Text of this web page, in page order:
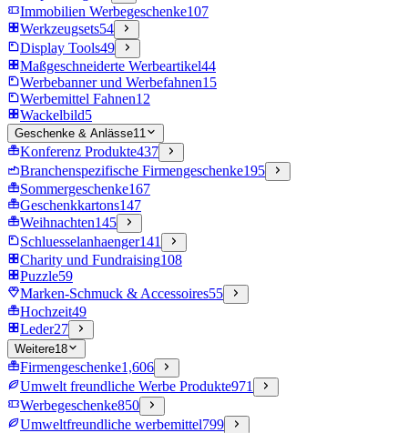
Immobilien Werbegeschenke107
Werkzeugsets54
Display Tools49
Maßgeschneiderte Werbeartikel44
Werbebanner und Werbefahnen15
Werbemittel Fahnen12
Wackelbild5
Geschenke & Anlässe11
Konferenz Produkte437
Branchenspezifische Firmengeschenke195
Sommergeschenke167
Geschenkkartons147
Weihnachten145
Schluesselanhaenger141
Charity und Fundraising108
Puzzle59
Marken-Schmuck & Accessoires55
Hochzeit49
Leder27
Weitere18
Firmengeschenke1,606
Umwelt freundliche Werbe Produkte971
Werbegeschenke850
Umweltfreundliche werbemittel799